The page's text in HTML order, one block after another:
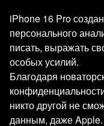
iPhone 16 Pro
персонального
писать, выражать
особых усилий.
Благодаря
никто другой не
данным, даже Apple.